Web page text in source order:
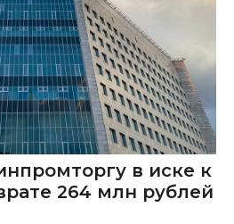
в иске к
264 млн рублей